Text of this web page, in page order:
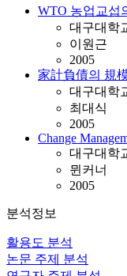
WTO 농업교섭
대구대학
이원근
2005
家計負債의 規
대구대학
최대식
2005
Change
대구대학
뮌커너
2005
분석정보
활용도 분석
논문 주제 분석